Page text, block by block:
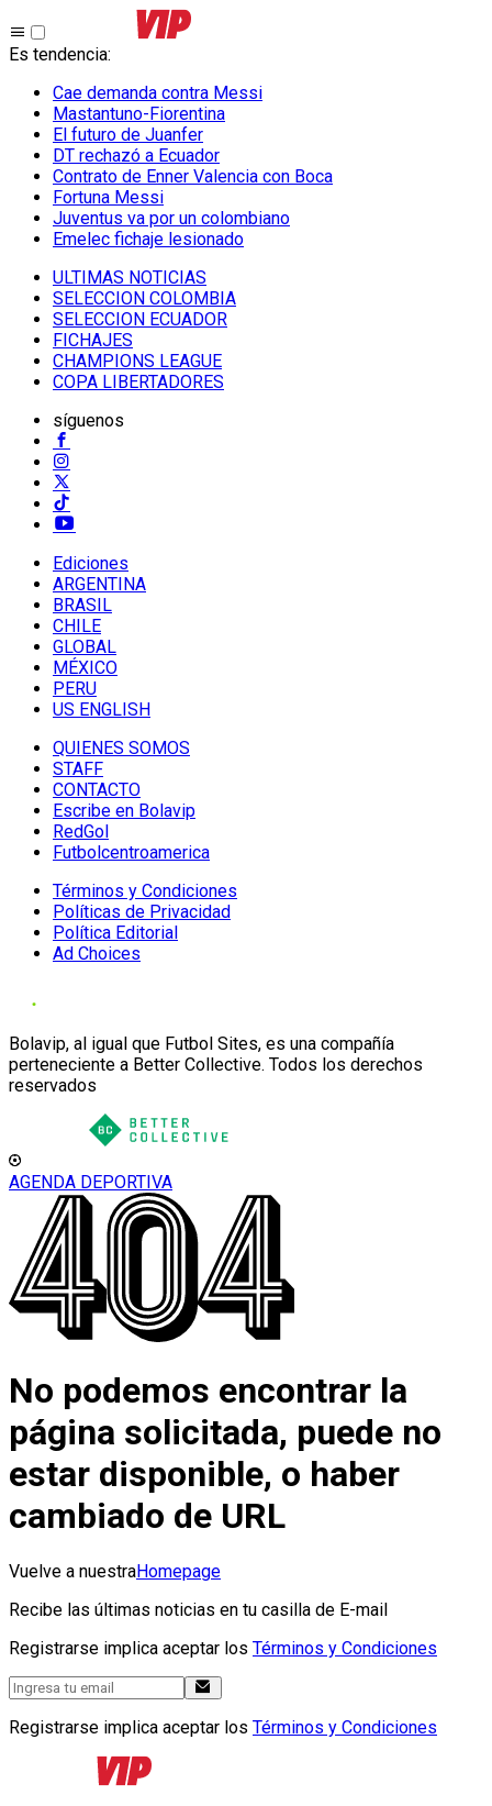
Es tendencia:
Cae demanda contra Messi
Mastantuno-Fiorentina
El futuro de Juanfer
DT rechazó a Ecuador
Contrato de Enner Valencia con Boca
Fortuna Messi
Juventus va por un colombiano
Emelec fichaje lesionado
ULTIMAS NOTICIAS
SELECCION COLOMBIA
SELECCION ECUADOR
FICHAJES
CHAMPIONS LEAGUE
COPA LIBERTADORES
síguenos
Ediciones
ARGENTINA
BRASIL
CHILE
GLOBAL
MÉXICO
PERU
US ENGLISH
QUIENES SOMOS
STAFF
CONTACTO
Escribe en Bolavip
RedGol
Futbolcentroamerica
Términos y Condiciones
Políticas de Privacidad
Política Editorial
Ad Choices
Bolavip, al igual que Futbol Sites, es una compañía
perteneciente a Better Collective. Todos los derechos
reservados
AGENDA DEPORTIVA
No podemos encontrar la
página solicitada, puede no
estar disponible, o haber
cambiado de URL
Vuelve a nuestraHomepage
Recibe las últimas noticias en tu casilla de E-mail
Registrarse implica aceptar los Términos y Condiciones
Registrarse implica aceptar los Términos y Condiciones